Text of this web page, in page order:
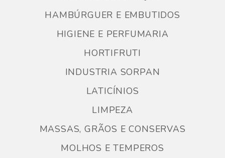
HAMBÚRGUER E EMBUTIDOS
HIGIENE E PERFUMARIA
HORTIFRUTI
INDUSTRIA SORPAN
LATICÍNIOS
LIMPEZA
MASSAS, GRÃOS E CONSERVAS
MOLHOS E TEMPEROS